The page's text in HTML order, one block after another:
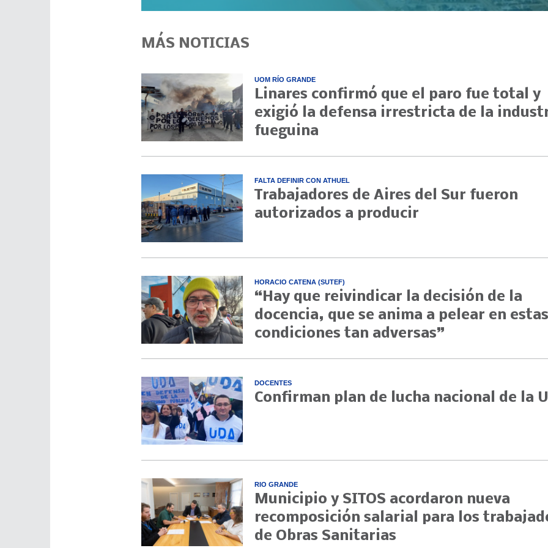
MÁS NOTICIAS
UOM RÍO GRANDE
Linares confirmó que el paro fue total y
exigió la defensa irrestricta de la
fueguina
FALTA DEFINIR CON ATHUEL
Trabajadores de Aires del Sur fueron
autorizados a producir
HORACIO CATENA (SUTEF)
“Hay que reivindicar la decisión de la
docencia, que se anima a pelear en
condiciones tan adversas”
DOCENTES
Confirman plan de lucha nacional de la
RIO GRANDE
Municipio y SITOS acordaron nueva
recomposición salarial para los
de Obras Sanitarias